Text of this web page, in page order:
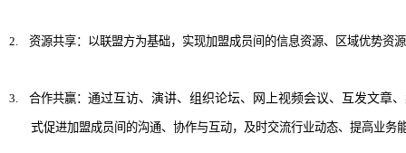
2. 资源共享：以联盟方为基础，实现加盟成员间的信息资源、区域优势资
3. 合作共赢： 通过互访、演讲、 组织论坛、 网上视频会议、互发文章
式促进加盟成员间的沟通、协作与互动，及时交流行业动态、提高业务